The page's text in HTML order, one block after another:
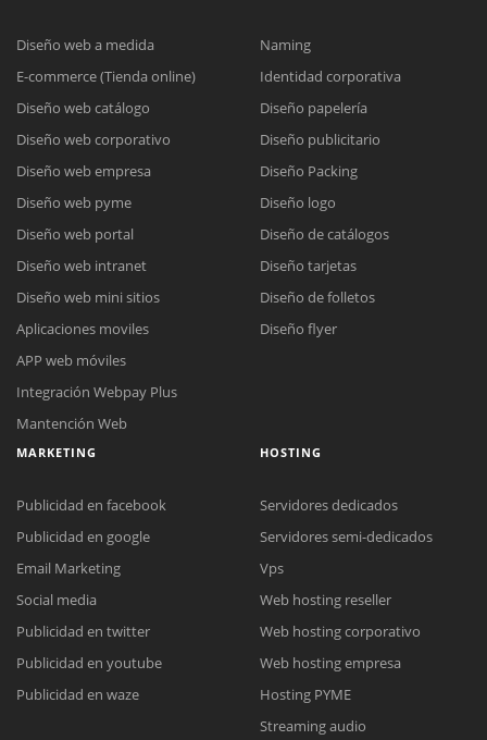
Reunión online
Meet para la reunión online.
Cotización
Chat Online
Todos nuestros ejecutivos están fuera de línea. Complete el formulario
Diseño web a medida
E-commerce (Tienda online)
Diseño web catálogo
Diseño web corporativo
Diseño web empresa
Diseño web pyme
Diseño web portal
Diseño web intranet
Diseño web mini sitios
Aplicaciones moviles
APP web móviles
Integración Webpay Plus
Mantención Web
Naming
Identidad corporativa
Diseño papelería
Diseño publicitario
Diseño Packing
Diseño logo
Diseño de catálogos
Diseño tarjetas
Diseño de folletos
Diseño flyer
MARKETING
Publicidad en facebook
Publicidad en google
Email Marketing
Social media
Publicidad en twitter
Publicidad en youtube
Publicidad en waze
HOSTING
Servidores dedicados
Servidores semi-dedicados
Vps
Web hosting reseller
Web hosting corporativo
Web hosting empresa
Hosting PYME
Streaming audio